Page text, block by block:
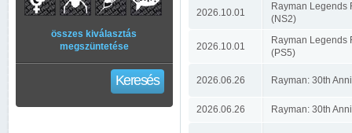
összes kiválasztás
megszüntetése
Keresés
2026.10.01
Rayman Legends
(NS2)
2026.10.01
Rayman Legends
(PS5)
2026.06.26 Rayman: 30th
2026.06.26 Rayman: 30th